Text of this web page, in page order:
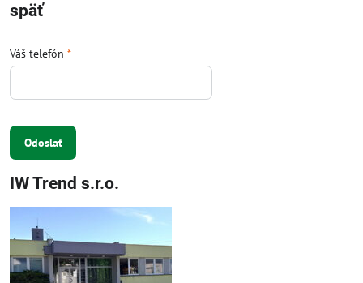
späť
Váš telefón *
Odoslať
IW Trend s.r.o.